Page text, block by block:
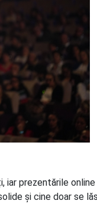
iar prezentările
și cine doar se